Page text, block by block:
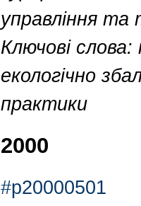
управління та
Ключові слова:
екологічно
практики
2000
#p20000501